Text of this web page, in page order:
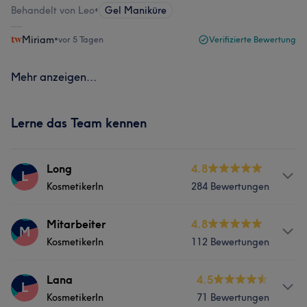
Behandelt von Leo• Gel Maniküre
Miriam•vor 5 Tagen Verifizierte Bewertung
Mehr anzeigen...
Lerne das Team kennen
L Long
KosmetikerIn
4.8
284 Bewertungen
Services
Was unsere Kunden über Long sagen
M Mitarbeiter
KosmetikerIn
4.8
112 Bewertungen
Services
L Lana
KosmetikerIn
4.5
71 Bewertungen